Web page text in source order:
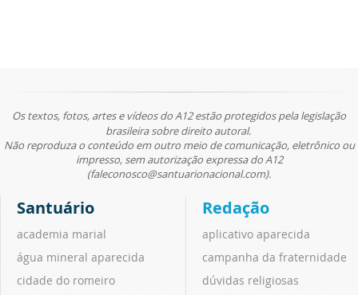
Os textos, fotos, artes e vídeos do A12 estão protegidos pela legislação
brasileira sobre direito autoral.
Não reproduza o conteúdo em outro meio de comunicação, eletrônico ou
impresso, sem autorização expressa do A12
(faleconosco@santuarionacional.com).
Santuário
academia marial
água mineral aparecida
cidade do romeiro
Redação
aplicativo aparecida
campanha da fraternidade
dúvidas religiosas